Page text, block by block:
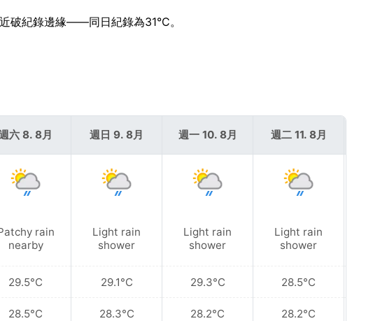
破紀錄邊緣——同日紀錄為31°C。
六 8. 8月
rain
nearby
29.5°C
28.5°C
週日 9. 8月
Light rain
shower
29.1°C
28.3°C
週一 10. 8月
Light rain
shower
29.3°C
28.2°C
週二 11. 8月
Light rain
shower
28.5°C
28.2°C